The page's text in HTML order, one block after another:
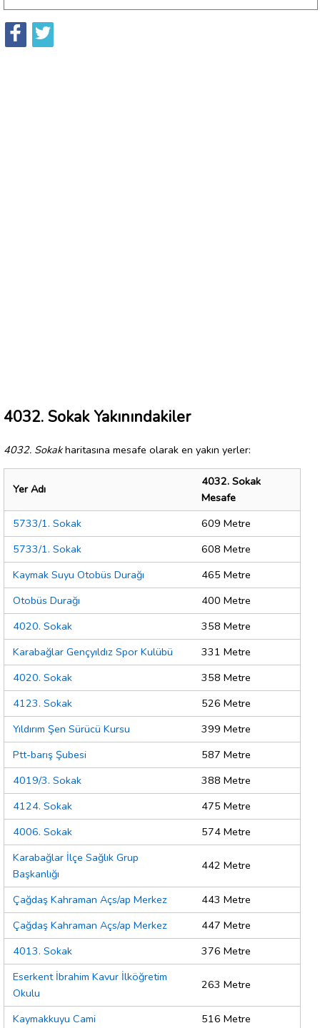
4032. Sokak Yakınındakiler
4032. Sokakharitasına mesafe olarak en yakın yerler:
Yer Adı
4032. Sokak
Mesafe
5733/1. Sokak
609 Metre
5733/1. Sokak
608 Metre
Kaymak Suyu Otobüs Durağı
465 Metre
Otobüs Durağı
400 Metre
4020. Sokak
358 Metre
Karabağlar Gençyıldız Spor Kulübü
331 Metre
4020. Sokak
358 Metre
4123. Sokak
526 Metre
Yıldırım Şen Sürücü Kursu
399 Metre
Ptt-barış Şubesi
587 Metre
4019/3. Sokak
388 Metre
4124. Sokak
475 Metre
4006. Sokak
574 Metre
Karabağlar İlçe Sağlık Grup
Başkanlığı
442 Metre
Çağdaş Kahraman Açs/ap Merkez
443 Metre
Çağdaş Kahraman Açs/ap Merkez
447 Metre
4013. Sokak
376 Metre
Eserkent İbrahim Kavur İlköğretim
Okulu
263 Metre
Kaymakkuyu Cami
516 Metre